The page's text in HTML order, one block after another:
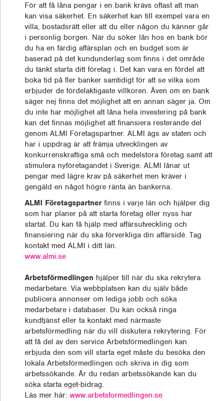
För att få låna pengar i en bank krävs oftast att man
kan visa säkerhet. En säkerhet kan till exempel vara en
villa, bostadsrätt eller att du eller någon du känner går
i personlig borgen. När du söker lån hos en bank bör
du ha en färdig affärsplan och en budget som är
baserad på det kundunderlag som finns i det område
du tänkt starta ditt företag i. Det kan vara en fördel att
boka tid på fler banker samtidigt för att se vilka som
erbjuder de fördelaktigaste villkoren. Även om en bank
säger nej finns det möjlighet att en annan säger ja. Om
du inte har möjlighet att låna hela investering på bank
kan det finnas möjlighet att finansiera resterande del
genom ALMI Företagspartner. ALMI ägs av staten och
har i uppdrag är att främja utvecklingen av
konkurrenskraftiga små och medelstora företag samt att
stimulera nyföretagandet i Sverige. ALMI lånar ut
pengar med lägre krav på säkerhet men kräver i
gengäld en något högre ränta än bankerna.
ALMI Företagspartner finns i varje län och hjälper dig
som har planer på att starta företag eller nyss har
startat. Du kan få hjälp med affärsutveckling och
finansiering när du ska förverkliga din affärsidé. Tag
kontakt med ALMI i ditt län.
www.almi.se
Arbetsförmedlingen hjälper till när du ska rekrytera
medarbetare. Via webbplatsen kan du själv både
publicera annonser om lediga jobb och söka
medarbetare i databaser. Du kan också ringa
kundtjänst eller ta kontakt med närmaste
arbetsförmedling när du vill diskutera rekrytering. För
att få del av den service Arbetsförmedlingen kan
erbjuda den som vill starta eget måste du besöka den
lokala Arbetsförmedlingen och skriva in dig som
arbetssökande. Är du redan arbetssökande kan du
söka starta eget-bidrag.
Läs mer här: www.arbetsformedlingen.se